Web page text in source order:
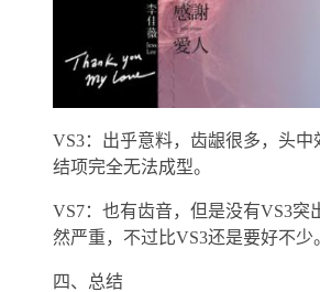
VS3：出乎意料，齿龈很多，头中
结项完全无法成型。
VS7：也有齿音，但是没有VS3突
然严重，不过比VS3还是要好不少
四、总结